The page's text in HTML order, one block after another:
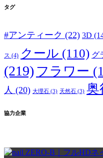
タグ
#アンティーク (22) 3D
ス (4) クール (110) グ
(219) フラワー
人 (20) 大理石 (3) 天然石 (3) 奥
協力企業